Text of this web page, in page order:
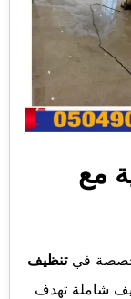
مع
فيتنظيف
شاملة تهدف